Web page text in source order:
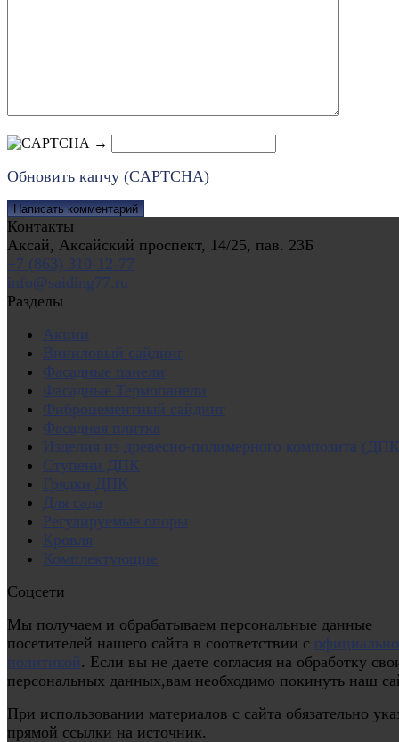
→
Обновить капчу (CAPTCHA)
Контакты
Аксай, Аксайский проспект, 14/25, пав. 23Б
+7 (863) 310-12-77
info@saiding77.ru
Разделы
Акции
Виниловый сайдинг
Фасадные панели
Фасадные Термопанели
Фиброцементный сайдинг
Фасадная плитка
Изделия из древесно-полимерного композита
Ступени ДПК
Грядки ДПК
Для сада
Регулируемые опоры
Кровля
Комплектующие
Соцсети
Мы получаем и обрабатываем персональные данные
посетителей нашего сайта в соответствии с
политикой. Если вы не даете согласия на обработку
персональных данных,вам необходимо покинуть наш
При использовании материалов с сайта обязательно
прямой ссылки на источник.